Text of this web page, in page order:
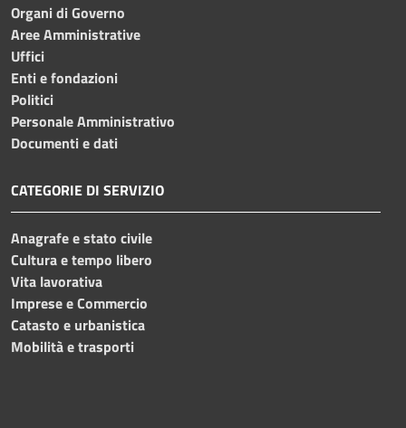
Organi di Governo
Aree Amministrative
Uffici
Enti e fondazioni
Politici
Personale Amministrativo
Documenti e dati
CATEGORIE DI SERVIZIO
Anagrafe e stato civile
Cultura e tempo libero
Vita lavorativa
Imprese e Commercio
Catasto e urbanistica
Mobilità e trasporti